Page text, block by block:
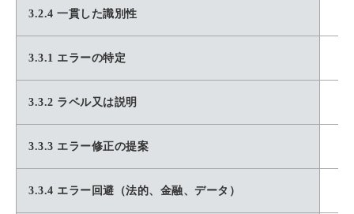
3.2.4 一貫した識別性
3.3.1 エラーの特定
3.3.2 ラベル又は説明
3.3.3 エラー修正の提案
3.3.4 エラー回避（法的、金融、データ）